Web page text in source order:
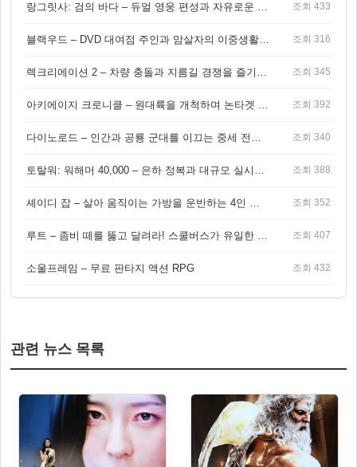
조회 433
조회 316
조회 345
조회 392
조회 340
조회 388
조회 352
조회 407
소울프레임 – 무료 판타지 액션 RPG 조회 432
관련 뉴스 목록